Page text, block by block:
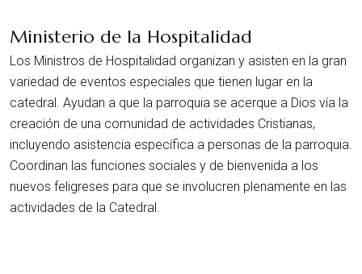
Ministerio de la Hospitalidad
Los Ministros de Hospitalidad organizan y asisten en la gran
variedad de eventos especiales que tienen lugar en la
catedral. Ayudan a que la parroquia se acerque a Dios vía la
creación de una comunidad de actividades Cristianas,
incluyendo asistencia específica a personas de la parroquia.
Coordinan las funciones sociales y de bienvenida a los
nuevos feligreses para que se involucren plenamente en las
actividades de la Catedral.